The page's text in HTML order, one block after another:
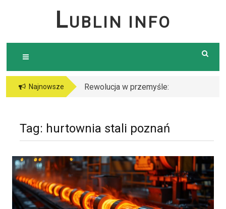
LUBLIN INFO
Najnowsze
Rewolucja w przemyśle:
Tag: hurtownia stali poznań